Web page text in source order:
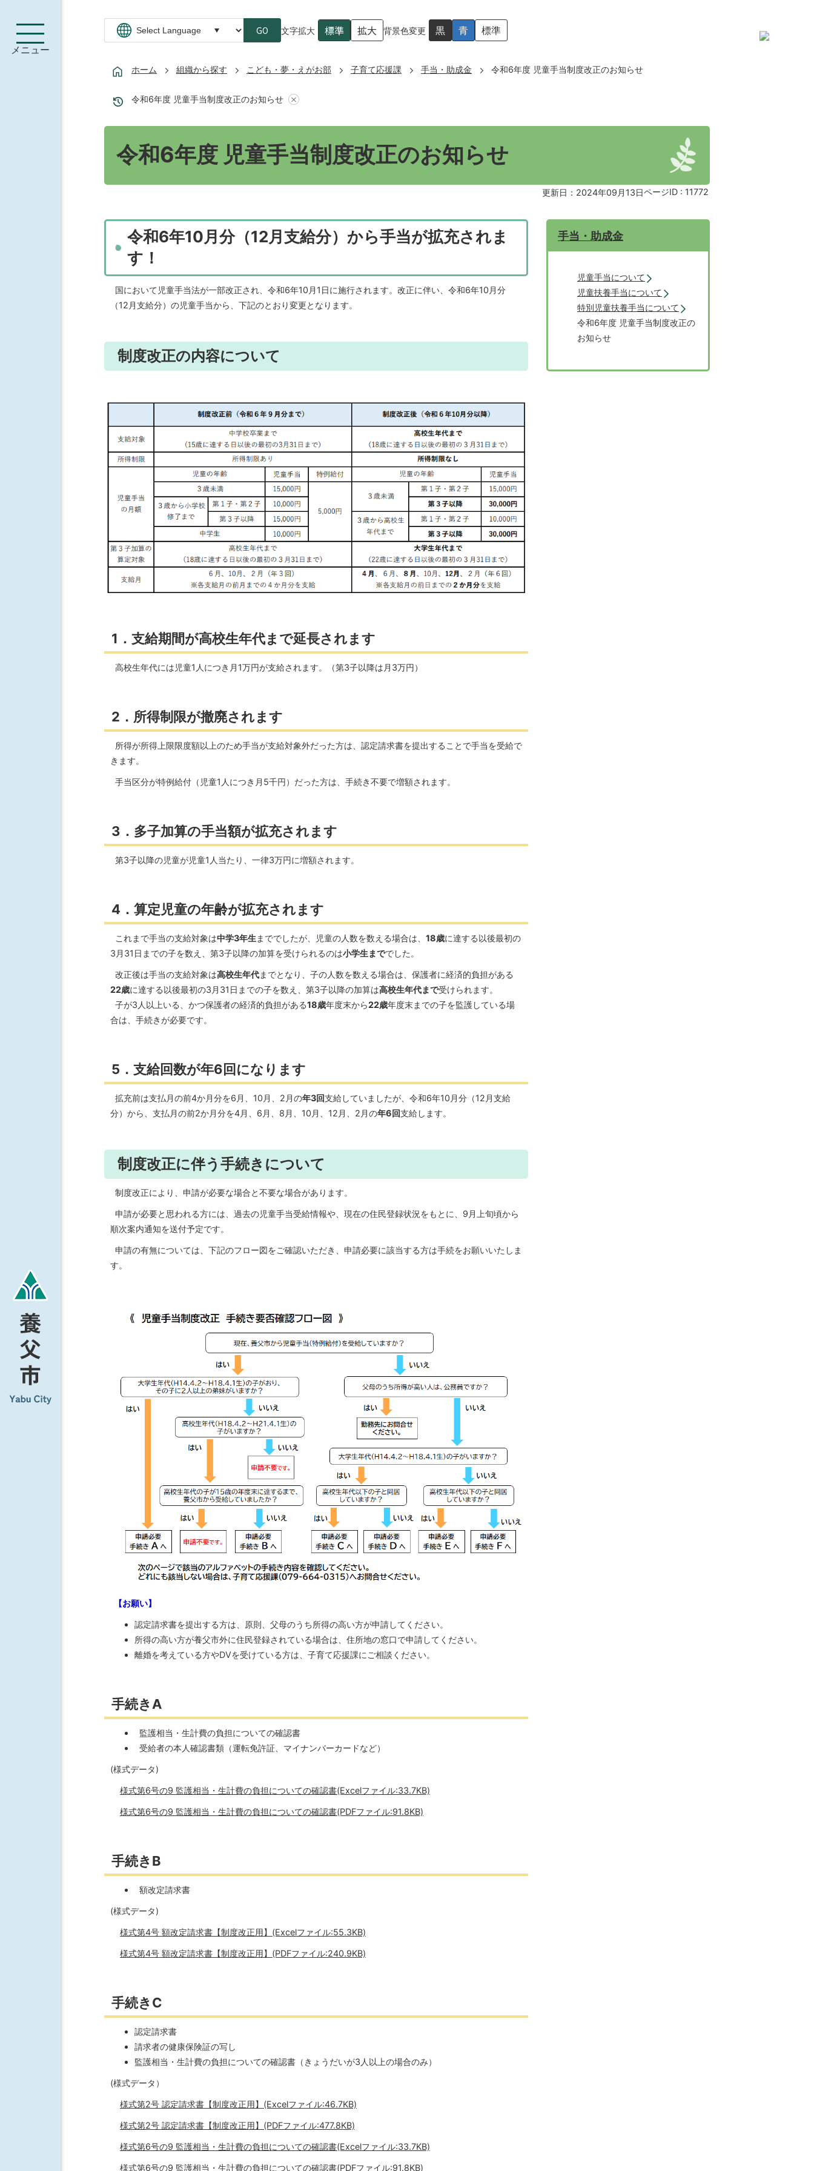
メニュー
GO 文字拡大 標準 拡大 背景色変更 黒 青 標準
ホーム 組織から探す こども・夢・えがお部 子育て応援課 手当・助成金 令和6年度 児童手当制度改正のお知らせ
令和6年度 児童手当制度改正のお知らせ
令和6年度 児童手当制度改正のお知らせ
更新日：2024年09月13日ページID : 11772
令和6年10月分（12月支給分）から手当が拡充されま
す！
国において児童手当法が一部改正され、令和6年10月1日に施行されます。改正に伴い、令和6年10月分
（12月支給分）の児童手当から、下記のとおり変更となります。
制度改正の内容について
1．支給期間が高校生年代まで延長されます
高校生年代には児童1人につき月1万円が支給されます。（第3子以降は月3万円）
2．所得制限が撤廃されます
所得が所得上限限度額以上のため手当が支給対象外だった方は、認定請求書を提出することで手当を受給で
きます。
手当区分が特例給付（児童1人につき月5千円）だった方は、手続き不要で増額されます。
3．多子加算の手当額が拡充されます
第3子以降の児童が児童1人当たり、一律3万円に増額されます。
4．算定児童の年齢が拡充されます
これまで手当の支給対象は中学3年生 まででしたが、児童の人数を数える場合は、 18歳に達する以後最初の
3月31日までの子を数え、第3子以降の加算を受けられるのは小学生まででした。
改正後は手当の支給対象は高校生年代までとなり、子の人数を数える場合は、保護者に経済的負担がある
22歳に達する以後最初の3月31日までの子を数え、第3子以降の加算は高校生年代まで受けられます。
子が3人以上いる、かつ保護者の経済的負担がある18歳年度末から22歳年度末までの子を監護している場
合は、手続きが必要です。
5．支給回数が年6回になります
拡充前は支払月の前4か月分を6月、10月、2月の年3回支給していましたが、令和6年10月分（12月支給
分）から、支払月の前2か月分を4月、6月、8月、10月、12月、2月の年6回支給します。
制度改正に伴う手続きについて
制度改正により、申請が必要な場合と不要な場合があります。
申請が必要と思われる方には、過去の児童手当受給情報や、現在の住民登録状況をもとに、9月上旬頃から
順次案内通知を送付予定です。
申請の有無については、下記のフロー図をご確認いただき、申請必要に該当する方は手続をお願いいたしま
す。
【お願い】
認定請求書を提出する方は、原則、父母のうち所得の高い方が申請してください。
所得の高い方が養父市外に住民登録されている場合は、住所地の窓口で申請してください。
離婚を考えている方やDVを受けている方は、子育て応援課にご相談ください。
手続きA
監護相当・生計費の負担についての確認書
受給者の本人確認書類（運転免許証、マイナンバーカードなど）
(様式データ)
様式第6号の9 監護相当・生計費の負担についての確認書(Excelファイル:33.7KB)
様式第6号の9 監護相当・生計費の負担についての確認書(PDFファイル:91.8KB)
手続きB
額改定請求書
(様式データ)
様式第4号 額改定請求書【制度改正用】(Excelファイル:55.3KB)
様式第4号 額改定請求書【制度改正用】(PDFファイル:240.9KB)
手続きC
認定請求書
請求者の健康保険証の写し
監護相当・生計費の負担についての確認書（きょうだいが3人以上の場合のみ）
(様式データ）
様式第2号 認定請求書【制度改正用】(Excelファイル:46.7KB)
様式第2号 認定請求書【制度改正用】(PDFファイル:477.8KB)
様式第6号の9 監護相当・生計費の負担についての確認書(Excelファイル:33.7KB)
様式第6号の9 監護相当・生計費の負担についての確認書(PDFファイル:91.8KB)
手当・助成金
児童手当について
児童扶養手当について
特別児童扶養手当について
令和6年度 児童手当制度改正の
お知らせ